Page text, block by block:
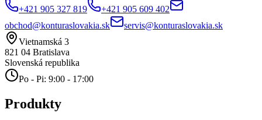
+421 905 327 819
+421 905 609 402
obchod@konturaslovakia.sk
servis@konturaslovakia.sk
Vietnamská 3
821 04 Bratislava
Slovenská republika
Po - Pi: 9:00 - 17:00
Produkty